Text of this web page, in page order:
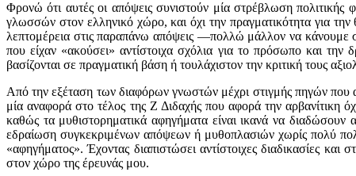
Φρονώ ότι αυτές οι απόψεις συνιστούν μία στρέβλωση πολιτικής
γλωσσών στον ελληνικό χώρο, και όχι την πραγματικότητα για
λεπτομέρεια στις παραπάνω απόψεις ―πολλώ μάλλον να κάνουμε
που είχαν «ακούσει» αντίστοιχα σχόλια για το πρόσωπο και
βασίζονται σε πραγματική βάση ή τουλάχιστον την κριτική τους
Από την εξέταση των διαφόρων γνωστών μέχρι στιγμής πηγών που
μία αναφορά στο τέλος της Ζ Διδαχής που αφορά την αρβανίτικη
καθώς τα μυθιστορηματικά αφηγήματα είναι ικανά να διαδώσουν
εδραίωση συγκεκριμένων απόψεων ή μυθοπλασιών χωρίς πολύ
«αφηγήματος». Έχοντας διαπιστώσει αντίστοιχες διαδικασίες
στον χώρο της έρευνάς μου.